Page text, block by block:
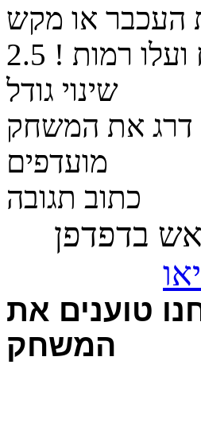
העכבר או מקש
ועלו רמות ! 2.5
שינוי גודל
דרג את המשחק
מועדפים
כתוב תגובה
בדפדפן
טוענים את
המשחק